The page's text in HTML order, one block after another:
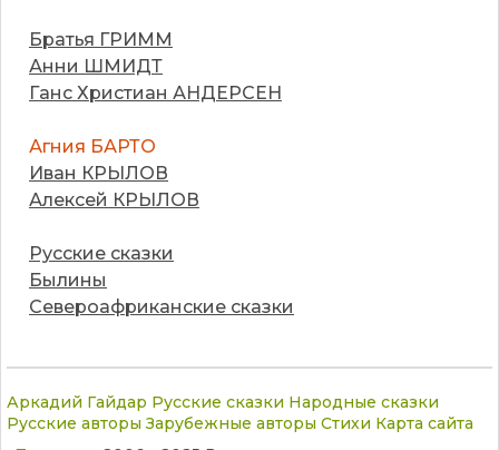
Братья ГРИММ
Анни ШМИДТ
Ганс Христиан АНДЕРСЕН
Агния БАРТО
Иван КРЫЛОВ
Алексей КРЫЛОВ
Русские сказки
Былины
Североафриканские сказки
Аркадий Гайдар Русские сказки Народные сказки
Русские авторы Зарубежные авторы Стихи Карта сайта